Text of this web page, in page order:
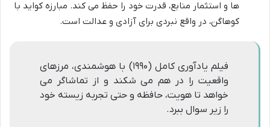
ها و استثمار منابع، قدرت خود را حفظ می کند. مبارزه کواید با
کوهاگن، در واقع نبردی برای آزادی و عدالت است.
فیلم یادآوری کامل (۱۹۹۰) با هوشمندی، مرزهای
واقعیت را در هم می شکند و از تماشاگر می
خواهد تا هویت، حافظه و حتی تجربه زیسته خود
را زیر سوال ببرد.